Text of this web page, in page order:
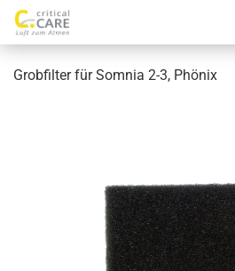
Grobfilter für Somnia 2-3, Phönix